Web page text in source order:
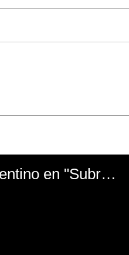
El mal momento de Yanina Gasañol con un hincha argentino en "Subrayado"